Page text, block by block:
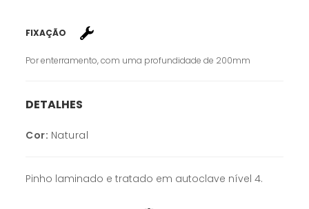
FIXAÇÃO
Por enterramento, com uma profundidade de 200mm
DETALHES
Cor: Natural
Pinho laminado e tratado em autoclave nível 4.